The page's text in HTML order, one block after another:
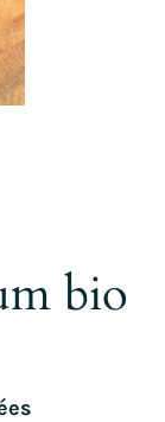
bio